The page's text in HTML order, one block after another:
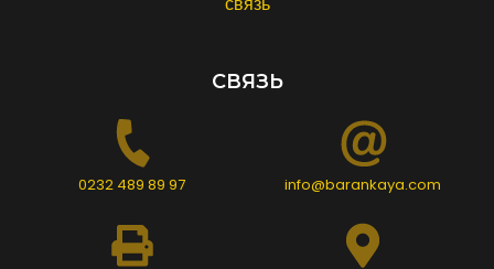
СВЯЗЬ
0232 489 89 97 info@barankaya.com